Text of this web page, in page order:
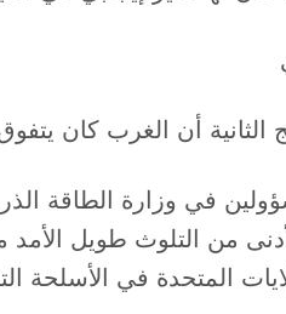
أن الغرب كان
في وزارة الطاقة
من التلوث طويل الأمد
المتحدة في الأسلحة